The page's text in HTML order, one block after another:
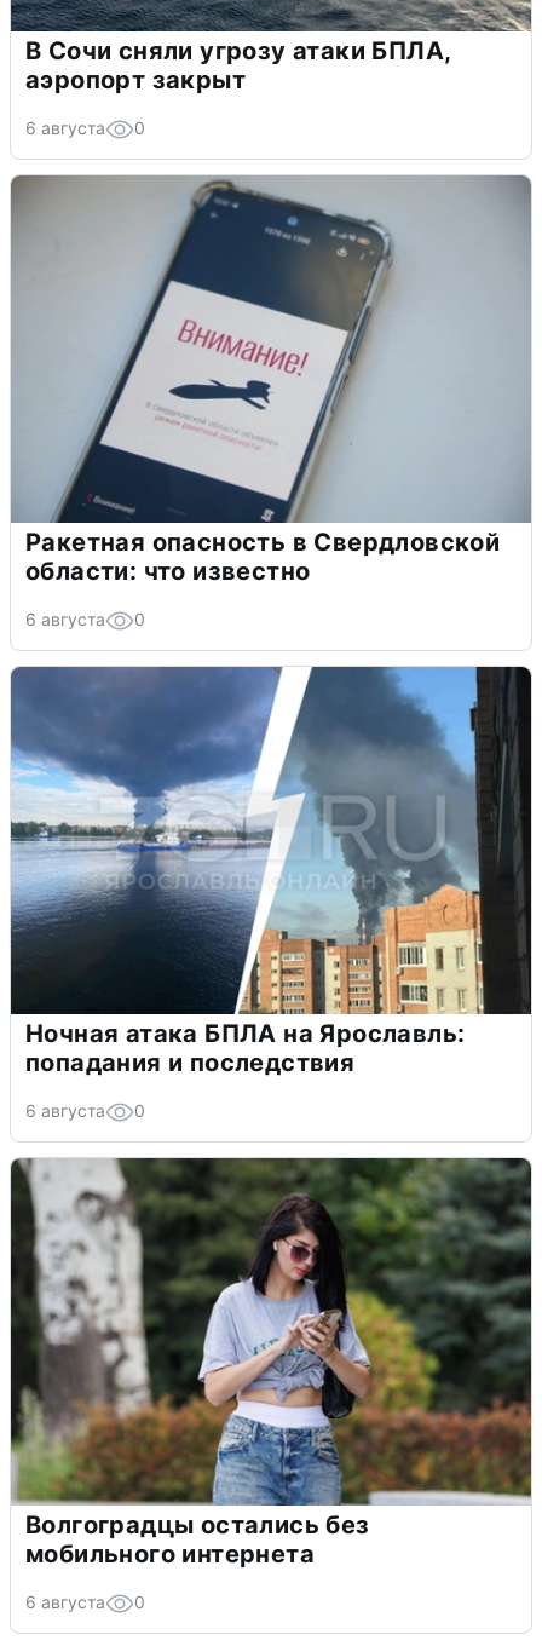
В Сочи сняли угрозу атаки БПЛА,
аэропорт закрыт
6 августа 0
Ракетная опасность в Свердловской
области: что известно
6 августа 0
Ночная атака БПЛА на Ярославль:
попадания и последствия
6 августа 0
Волгоградцы остались без
мобильного интернета
6 августа 0